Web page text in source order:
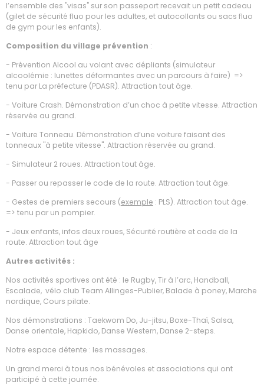
l’ensemble des "visas" sur son passeport recevait un petit cadeau
(gilet de sécurité fluo pour les adultes, et autocollants ou sacs fluo
de gym pour les enfants).
Composition du village prévention :
- Prévention Alcool au volant avec dépliants (simulateur
alcoolémie : lunettes déformantes avec un parcours à faire) =>
tenu par La préfecture (PDASR). Attraction tout âge.
- Voiture Crash. Démonstration d’un choc à petite vitesse. Attraction
réservée au grand.
- Voiture Tonneau. Démonstration d’une voiture faisant des
tonneaux "à petite vitesse". Attraction réservée au grand.
- Simulateur 2 roues. Attraction tout âge.
- Passer ou repasser le code de la route. Attraction tout âge.
- Gestes de premiers secours (exemple : PLS). Attraction tout âge.
=> tenu par un pompier.
- Jeux enfants, infos deux roues, Sécurité routière et code de la
route. Attraction tout âge
Autres activités :
Nos activités sportives ont été : le Rugby, Tir à l’arc, Handball,
Escalade, vélo club Team Allinges-Publier, Balade à poney, Marche
nordique, Cours pilate.
Nos démonstrations : Taekwom Do, Ju-jitsu, Boxe-Thaï, Salsa,
Danse orientale, Hapkido, Danse Western, Danse 2-steps.
Notre espace détente : les massages.
Un grand merci à tous nos bénévoles et associations qui ont
participé à cette journée.